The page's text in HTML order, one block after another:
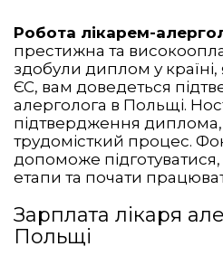
Робота лікарем-
престижна та
здобули диплом у
ЄС, вам доведеться
алерголога в Польщі.
підтвердження диплома,
трудомісткий процес.
допоможе
етапи та почати
Зарплата лікаря
Польщі